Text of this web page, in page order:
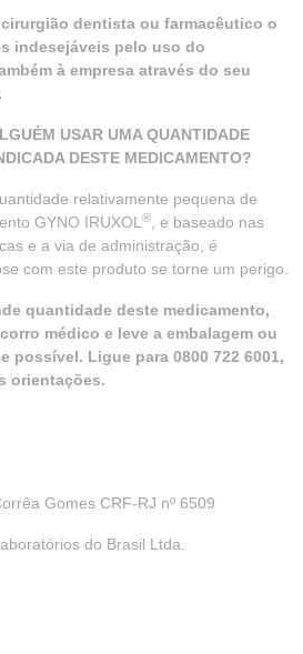
dentista ou farmacêutico o
indesejáveis pelo uso do
à empresa através do seu
USAR UMA QUANTIDADE
DESTE MEDICAMENTO?
relativamente pequena de
GYNO IRUXOL ®
, e baseado nas
e a via de administração, é
com este produto se torne um perigo.
quantidade deste medicamento,
médico e leve a embalagem ou
possível. Ligue para 0800 722 6001,
orientações.
Gomes CRF-RJ nº 6509
do Brasil Ltda.